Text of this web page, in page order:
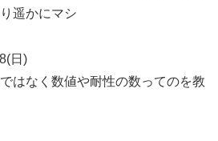
遥かにマシ
日)
はなく数値や耐性の数ってのを教